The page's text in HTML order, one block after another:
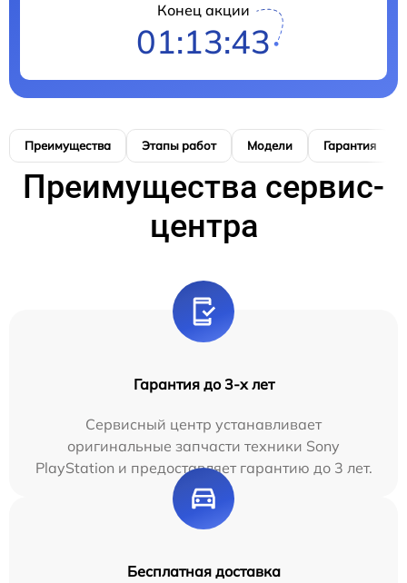
Конец акции
01:13:42
Преимущества Этапы работ Модели Гарантия
Преимущества сервис-
центра
Гарантия до 3-х лет
Сервисный центр устанавливает
оригинальные запчасти техники Sony
PlayStation и предоставляет гарантию до 3 лет.
Бесплатная доставка